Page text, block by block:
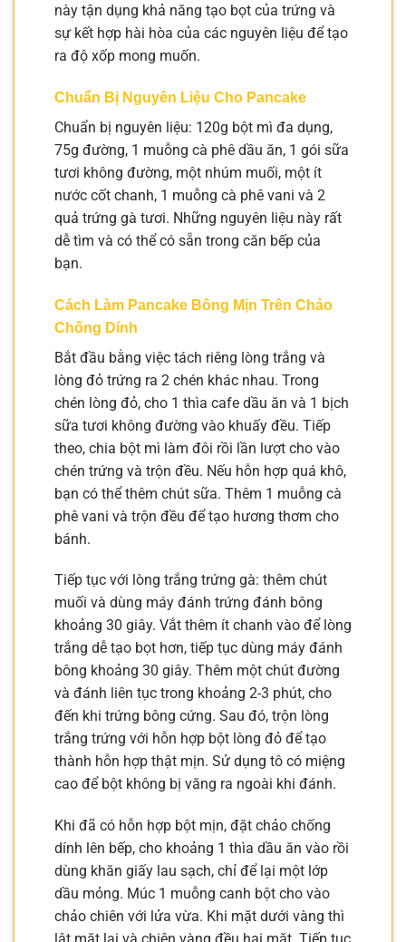
này tận dụng khả năng tạo bọt của trứng và
sự kết hợp hài hòa của các nguyên liệu để tạo
ra độ xốp mong muốn.
Chuẩn Bị Nguyên Liệu Cho Pancake
Chuẩn bị nguyên liệu: 120g bột mì đa dụng,
75g đường, 1 muỗng cà phê dầu ăn, 1 gói sữa
tươi không đường, một nhúm muối, một ít
nước cốt chanh, 1 muỗng cà phê vani và 2
quả trứng gà tươi. Những nguyên liệu này rất
dễ tìm và có thể có sẵn trong căn bếp của
bạn.
Cách Làm Pancake Bông Mịn Trên Chảo
Chống Dính
Bắt đầu bằng việc tách riêng lòng trắng và
lòng đỏ trứng ra 2 chén khác nhau. Trong
chén lòng đỏ, cho 1 thìa cafe dầu ăn và 1 bịch
sữa tươi không đường vào khuấy đều. Tiếp
theo, chia bột mì làm đôi rồi lần lượt cho vào
chén trứng và trộn đều. Nếu hỗn hợp quá khô,
bạn có thể thêm chút sữa. Thêm 1 muỗng cà
phê vani và trộn đều để tạo hương thơm cho
bánh.
Tiếp tục với lòng trắng trứng gà: thêm chút
muối và dùng máy đánh trứng đánh bông
khoảng 30 giây. Vắt thêm ít chanh vào để lòng
trắng dễ tạo bọt hơn, tiếp tục dùng máy đánh
bông khoảng 30 giây. Thêm một chút đường
và đánh liên tục trong khoảng 2-3 phút, cho
đến khi trứng bông cứng. Sau đó, trộn lòng
trắng trứng với hỗn hợp bột lòng đỏ để tạo
thành hỗn hợp thật mịn. Sử dụng tô có miệng
cao để bột không bị văng ra ngoài khi đánh.
Khi đã có hỗn hợp bột mịn, đặt chảo chống
dính lên bếp, cho khoảng 1 thìa dầu ăn vào rồi
dùng khăn giấy lau sạch, chỉ để lại một lớp
dầu mỏng. Múc 1 muỗng canh bột cho vào
chảo chiên với lửa vừa. Khi mặt dưới vàng thì